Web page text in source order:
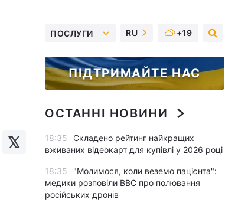
ПОСЛУГИ RU +19
ПІДТРИМАЙТЕ НАС
ОСТАННІ НОВИНИ
18:35
Складено рейтинг найкращих
вживаних відеокарт для купівлі у 2026 році
18:35
"Молимося, коли веземо пацієнта":
медики розповіли BBC про полювання
російських дронів